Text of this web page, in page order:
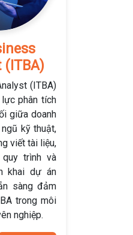
(ITBA)
phân tích
giữa doanh
kỹ thuật,
viết tài liệu,
trình và
khai dự án
sàng đảm
trong môi
nghiệp.